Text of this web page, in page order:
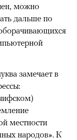
можно
дальше по
замечает в
местности
народов». К